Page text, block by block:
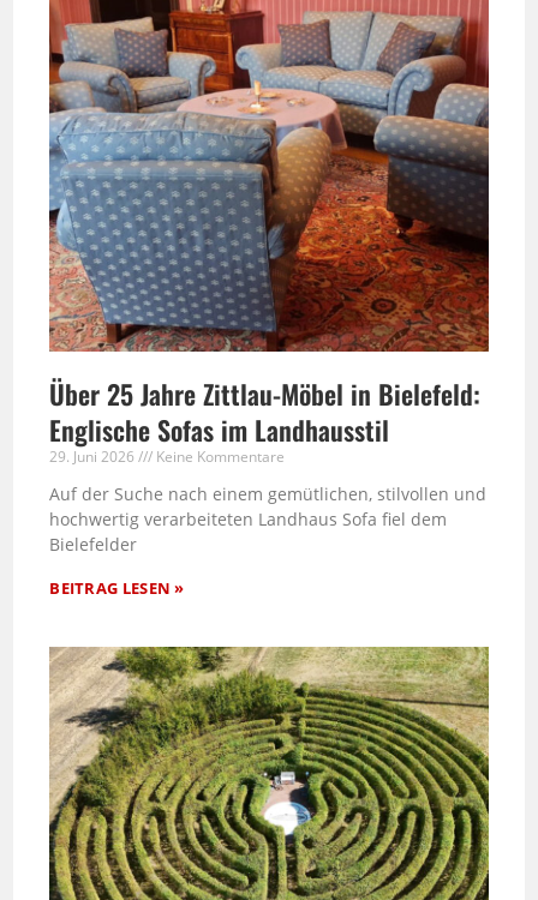
Über 25 Jahre Zittlau-Möbel in Bielefeld:
Englische Sofas im Landhausstil
29. Juni 2026 Keine Kommentare
Auf der Suche nach einem gemütlichen, stilvollen und
hochwertig verarbeiteten Landhaus Sofa fiel dem
Bielefelder
BEITRAG LESEN »